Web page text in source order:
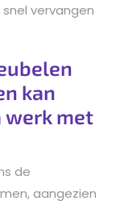
vervangen
kan
werk met
de
aangezien